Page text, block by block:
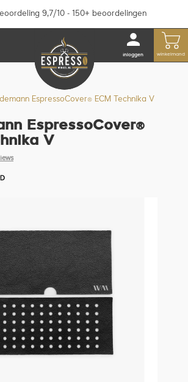
9,7/10 - 150+ beoordelingen
inloggen winkelmand
EspressoCover® ECM Technika V
EspressoCover®
V